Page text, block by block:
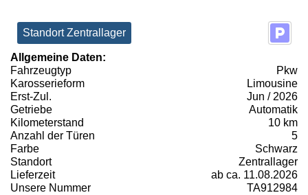
Standort Zentrallager
Allgemeine Daten:
Fahrzeugtyp
Pkw
Karosserieform
Limousine
Erst-Zul.
Jun / 2026
Getriebe
Automatik
Kilometerstand
10 km
Anzahl der Türen
5
Farbe
Schwarz
Standort
Zentrallager
Lieferzeit
ab ca. 11.08.2026
Unsere Nummer
TA912984